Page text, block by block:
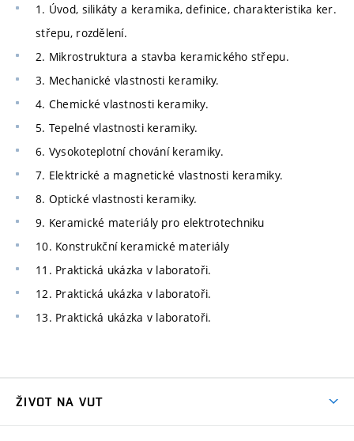
1. Úvod, silikáty a keramika, definice, charakteristika ker.
střepu, rozdělení.
2. Mikrostruktura a stavba keramického střepu.
3. Mechanické vlastnosti keramiky.
4. Chemické vlastnosti keramiky.
5. Tepelné vlastnosti keramiky.
6. Vysokoteplotní chování keramiky.
7. Elektrické a magnetické vlastnosti keramiky.
8. Optické vlastnosti keramiky.
9. Keramické materiály pro elektrotechniku
10. Konstrukční keramické materiály
11. Praktická ukázka v laboratoři.
12. Praktická ukázka v laboratoři.
13. Praktická ukázka v laboratoři.
ŽIVOT NA VUT